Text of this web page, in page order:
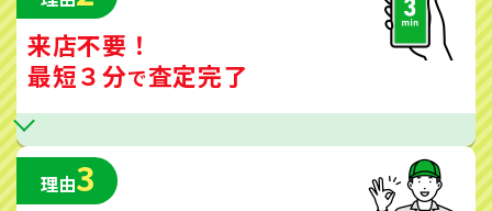
来店不要！
最短３分で査定完了
理由3